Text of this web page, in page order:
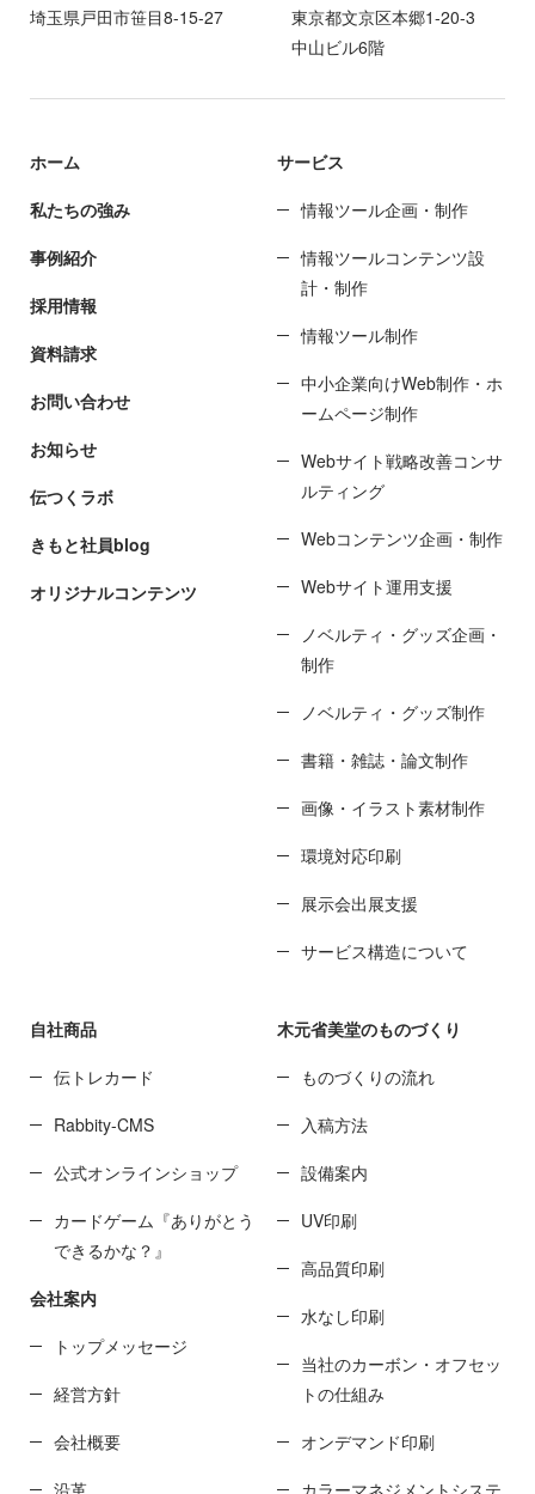
埼玉県戸田市笹目8-15-27
東京都文京区本郷1-20-3
中山ビル6階
ホーム
私たちの強み
事例紹介
採用情報
資料請求
お問い合わせ
お知らせ
伝つくラボ
きもと社員blog
オリジナルコンテンツ
サービス
情報ツール企画・制作
情報ツールコンテンツ設
計・制作
情報ツール制作
中小企業向けWeb制作・ホ
ームページ制作
Webサイト戦略改善コンサ
ルティング
Webコンテンツ企画・制作
Webサイト運用支援
ノベルティ・グッズ企画・
制作
ノベルティ・グッズ制作
書籍・雑誌・論文制作
画像・イラスト素材制作
環境対応印刷
展示会出展支援
サービス構造について
自社商品
伝トレカード
Rabbity-CMS
公式オンラインショップ
カードゲーム『ありがとう
できるかな？』
会社案内
トップメッセージ
経営方針
会社概要
沿革
木元省美堂のものづくり
ものづくりの流れ
入稿方法
設備案内
UV印刷
高品質印刷
水なし印刷
当社のカーボン・オフセッ
トの仕組み
オンデマンド印刷
カラーマネジメントシステ